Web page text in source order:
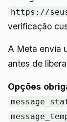
https://
verificação
A Meta envia
antes de
Opções